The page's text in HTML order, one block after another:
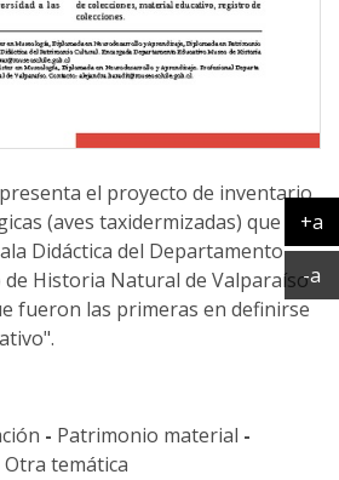
el proyecto de inventario
(aves taxidermizadas) que
Didáctica del Departamento
de Historia Natural de Valparaíso
fueron las primeras en definirse
- Patrimonio material -
Otra temática
+a
-a